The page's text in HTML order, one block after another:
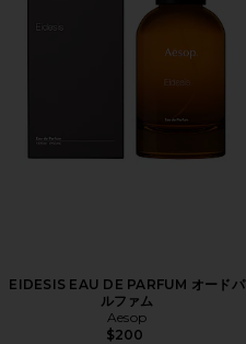
EIDESIS EAU DE PARFUM オードパ
ルファム
Aesop
$200